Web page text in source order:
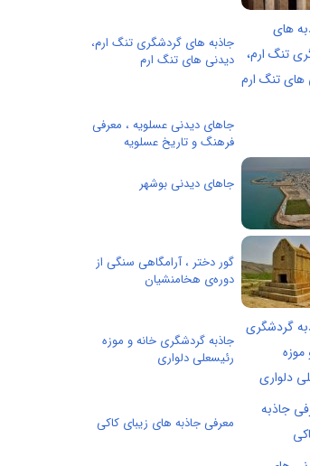
جاذبه های گردشگری تنگ ارم،
دیدنی های تنگ ارم
جاهای دیدنی عسلویه ، معرفی
فرهنگ و تاریخ عسلویه
جاهای دیدنی بوشهر
گور دختر ، آرامگاهی سنگی از
دوره‌ی هخامنشیان
جاذبه گردشگری خانه و موزه
رئیسعلی دلواری
معرفی جاذبه های زیبای کاکی